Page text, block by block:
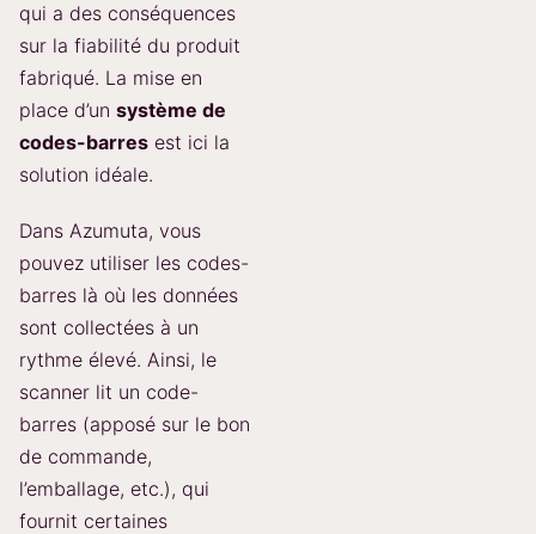
qui a des conséquences
sur la fiabilité du produit
fabriqué. La mise en
place d’un système de
codes-barres est ici la
solution idéale.
Dans Azumuta, vous
pouvez utiliser les codes-
barres là où les données
sont collectées à un
rythme élevé. Ainsi, le
scanner lit un code-
barres (apposé sur le bon
de commande,
l’emballage, etc.), qui
fournit certaines